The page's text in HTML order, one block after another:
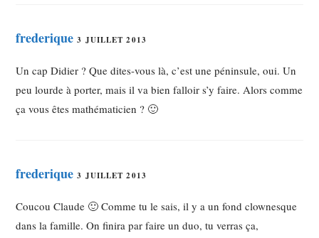
frederique 3 JUILLET 2013
Un cap Didier ? Que dites-vous là, c’est une péninsule, oui. Un
peu lourde à porter, mais il va bien falloir s’y faire. Alors comme
ça vous êtes mathématicien ? 🙂
frederique 3 JUILLET 2013
Coucou Claude 🙂 Comme tu le sais, il y a un fond clownesque
dans la famille. On finira par faire un duo, tu verras ça,